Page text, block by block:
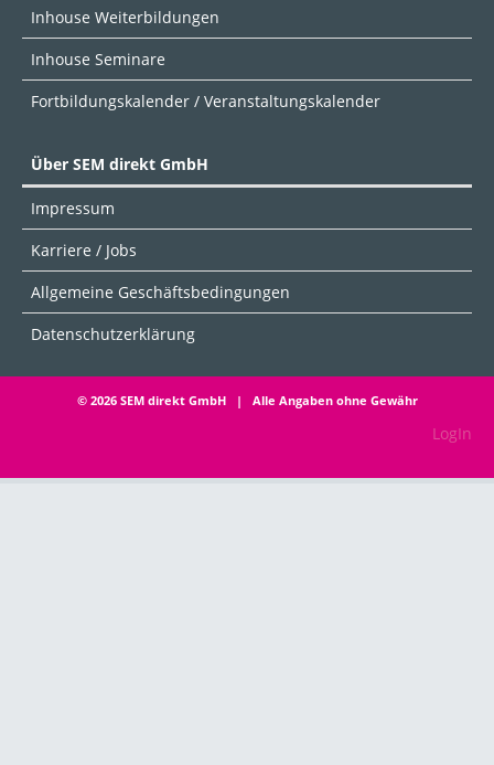
Inhouse Weiterbildungen
Inhouse Seminare
Fortbildungskalender / Veranstaltungskalender
Über SEM direkt GmbH
Impressum
Karriere / Jobs
Allgemeine Geschäftsbedingungen
Datenschutzerklärung
© 2026 SEM direkt GmbH | Alle Angaben ohne Gewähr
LogIn